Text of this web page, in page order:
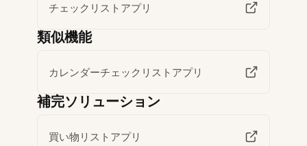
チェックリストアプリ
類似機能
カレンダーチェックリストアプリ
補完ソリューション
買い物リストアプリ